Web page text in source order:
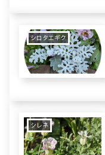
シロタエギク
シレネ